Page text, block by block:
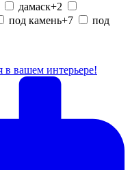
дамаск+2
под камень+7
под